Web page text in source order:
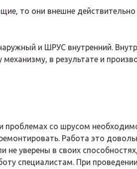
то они внешне
и ШРУС внутренний.
в результате и
проблемах со шрусом
Работа это
не уверены в своих
специалистам. При